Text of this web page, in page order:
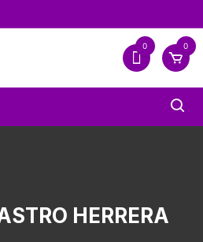
0 0
HERRERA